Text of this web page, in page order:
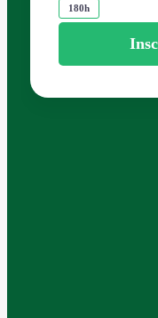
180h